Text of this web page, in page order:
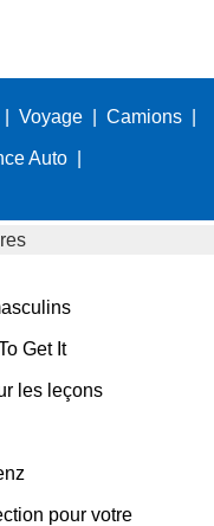
Voyage Camions
Auto
Get It
les leçons
pour votre